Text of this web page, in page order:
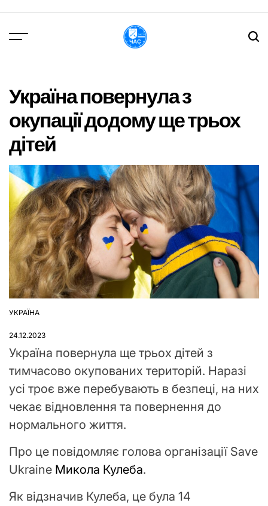
вмісту
Україна повернула з
окупації додому ще трьох
дітей
ОПУБЛІКУВАТИ
УКРАЇНА
24.12.2023
Україна повернула ще трьох дітей з
тимчасово окупованих територій. Наразі
усі троє вже перебувають в безпеці, на них
чекає відновлення та повернення до
нормального життя.
Про це повідомляє голова організації Save
Ukraine Микола Кулеба.
Як відзначив Кулеба, це була 14